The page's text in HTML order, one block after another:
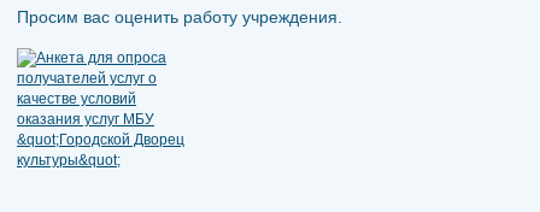
Просим вас оценить работу учреждения.